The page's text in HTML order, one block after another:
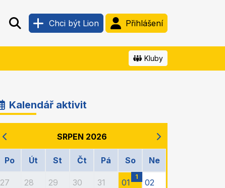
Chci být Lion Přihlášení
Kluby
Kalendář aktivit
SRPEN 2026
Po Út St Čt Pá So Ne
27 28 29 30 31 01
1
02